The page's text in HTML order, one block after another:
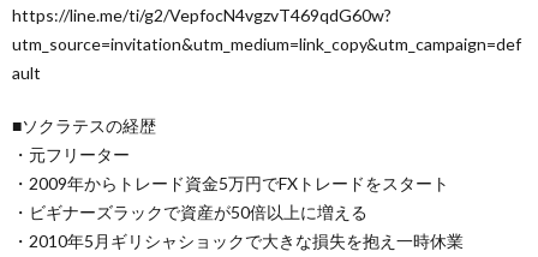
https://line.me/ti/g2/VepfocN4vgzvT469qdG60w?
utm_source=invitation&utm_medium=link_copy&utm_campaign=def
ault
■ソクラテスの経歴
・元フリーター
・2009年からトレード資金5万円でFXトレードをスタート
・ビギナーズラックで資産が50倍以上に増える
・2010年5月ギリシャショックで大きな損失を抱え一時休業